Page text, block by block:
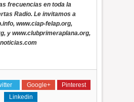
frecuencias en toda la
Radio. Le invitamos a
www.ciap-felap.org,
y www.clubprimeraplana.org,
Google+
Pinterest
Linkedin